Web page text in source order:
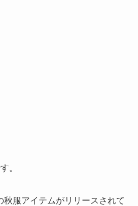
。
秋服アイテムがリリースされて